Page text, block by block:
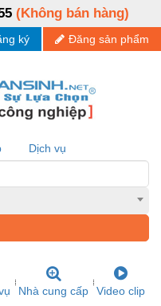
(Không bán hàng)
Đăng sản phẩm
ký
Dịch vụ
Nhà cung cấp Video clip